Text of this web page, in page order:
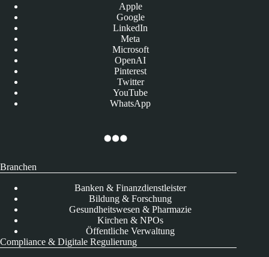
Apple
Google
LinkedIn
Meta
Microsoft
OpenAI
Pinterest
Twitter
YouTube
WhatsApp
Branchen
Banken & Finanzdienstleister
Bildung & Forschung
Gesundheitswesen & Pharmazie
Kirchen & NPOs
Öffentliche Verwaltung
Compliance & Digitale Regulierung